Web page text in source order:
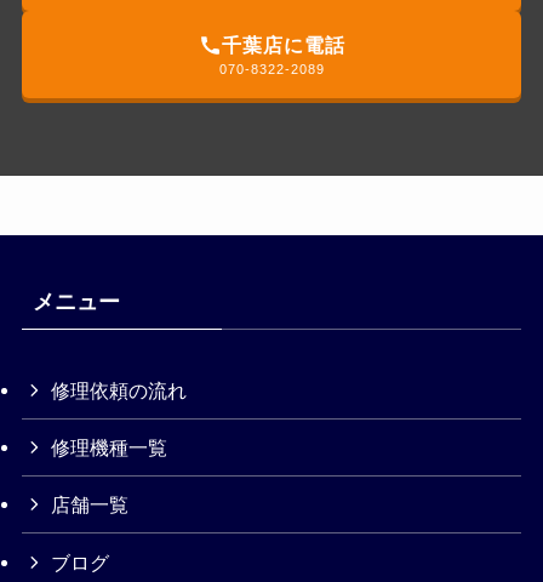
千葉店に電話
070-8322-2089
メニュー
修理依頼の流れ
修理機種一覧
店舗一覧
ブログ